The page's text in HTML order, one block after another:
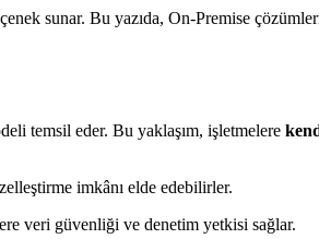
sunar. Bu yazıda, On-Premise
temsil eder. Bu yaklaşım, işletmelere
imkânı elde edebilirler.
veri güvenliği ve denetim yetkisi sağlar.